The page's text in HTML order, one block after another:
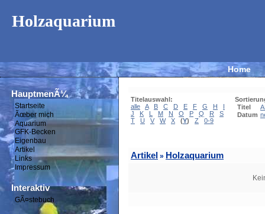
Holzaquarium
Home
HauptmenÃ¼
Startseite
Ãœber mich
Aquarium
GFK-Becken
Eigenbau
Artikel
Links
Impressum
Interaktiv
GÃ¤stebuch
Titelauswahl:
alle
A B C D E F G H
I
J
K L M N O P Q R
S
T
U V W X (Y) Z 0-9
Titel
Datum
Artikel » Holzaquarium